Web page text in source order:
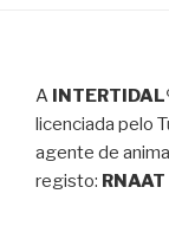
A
licenciada pelo
agente de
registo: